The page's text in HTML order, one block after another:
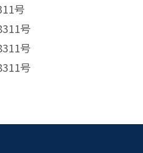
号
号
号
号